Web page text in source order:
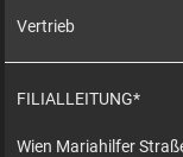
Vertrieb
FILIALLEITUNG*
Wien Mariahilfer